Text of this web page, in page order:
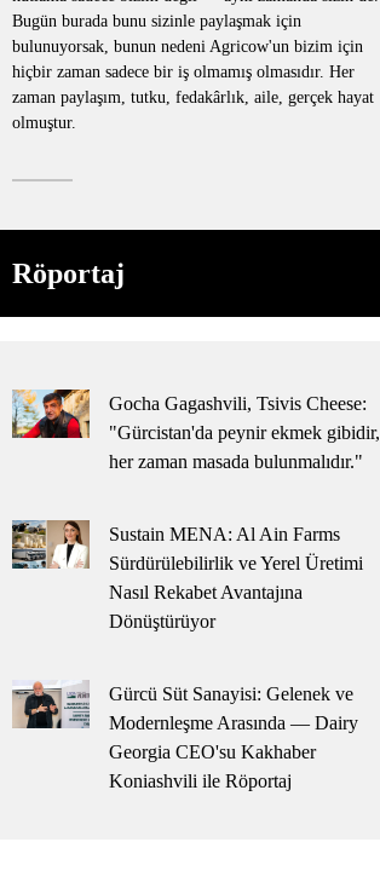
Bugün burada bunu sizinle paylaşmak için
bulunuyorsak, bunun nedeni Agricow'un bizim için
hiçbir zaman sadece bir iş olmamış olmasıdır. Her
zaman paylaşım, tutku, fedakârlık, aile, gerçek hayat
olmuştur.
Röportaj
Gocha Gagashvili, Tsivis Cheese:
"Gürcistan'da peynir ekmek gibidir,
her zaman masada bulunmalıdır."
Sustain MENA: Al Ain Farms
Sürdürülebilirlik ve Yerel Üretimi
Nasıl Rekabet Avantajına
Dönüştürüyor
Gürcü Süt Sanayisi: Gelenek ve
Modernleşme Arasında — Dairy
Georgia CEO'su Kakhaber
Koniashvili ile Röportaj